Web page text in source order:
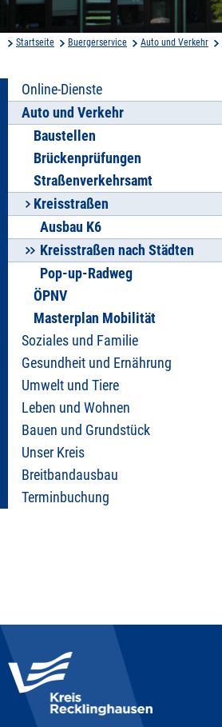
Startseite Buergerservice Auto und Verkehr
Online-Dienste
Auto und Verkehr
Baustellen
Brückenprüfungen
Straßenverkehrsamt
Kreisstraßen
Ausbau K6
Kreisstraßen nach Städten
Pop-up-Radweg
ÖPNV
Masterplan Mobilität
Soziales und Familie
Gesundheit und Ernährung
Umwelt und Tiere
Leben und Wohnen
Bauen und Grundstück
Unser Kreis
Breitbandausbau
Terminbuchung